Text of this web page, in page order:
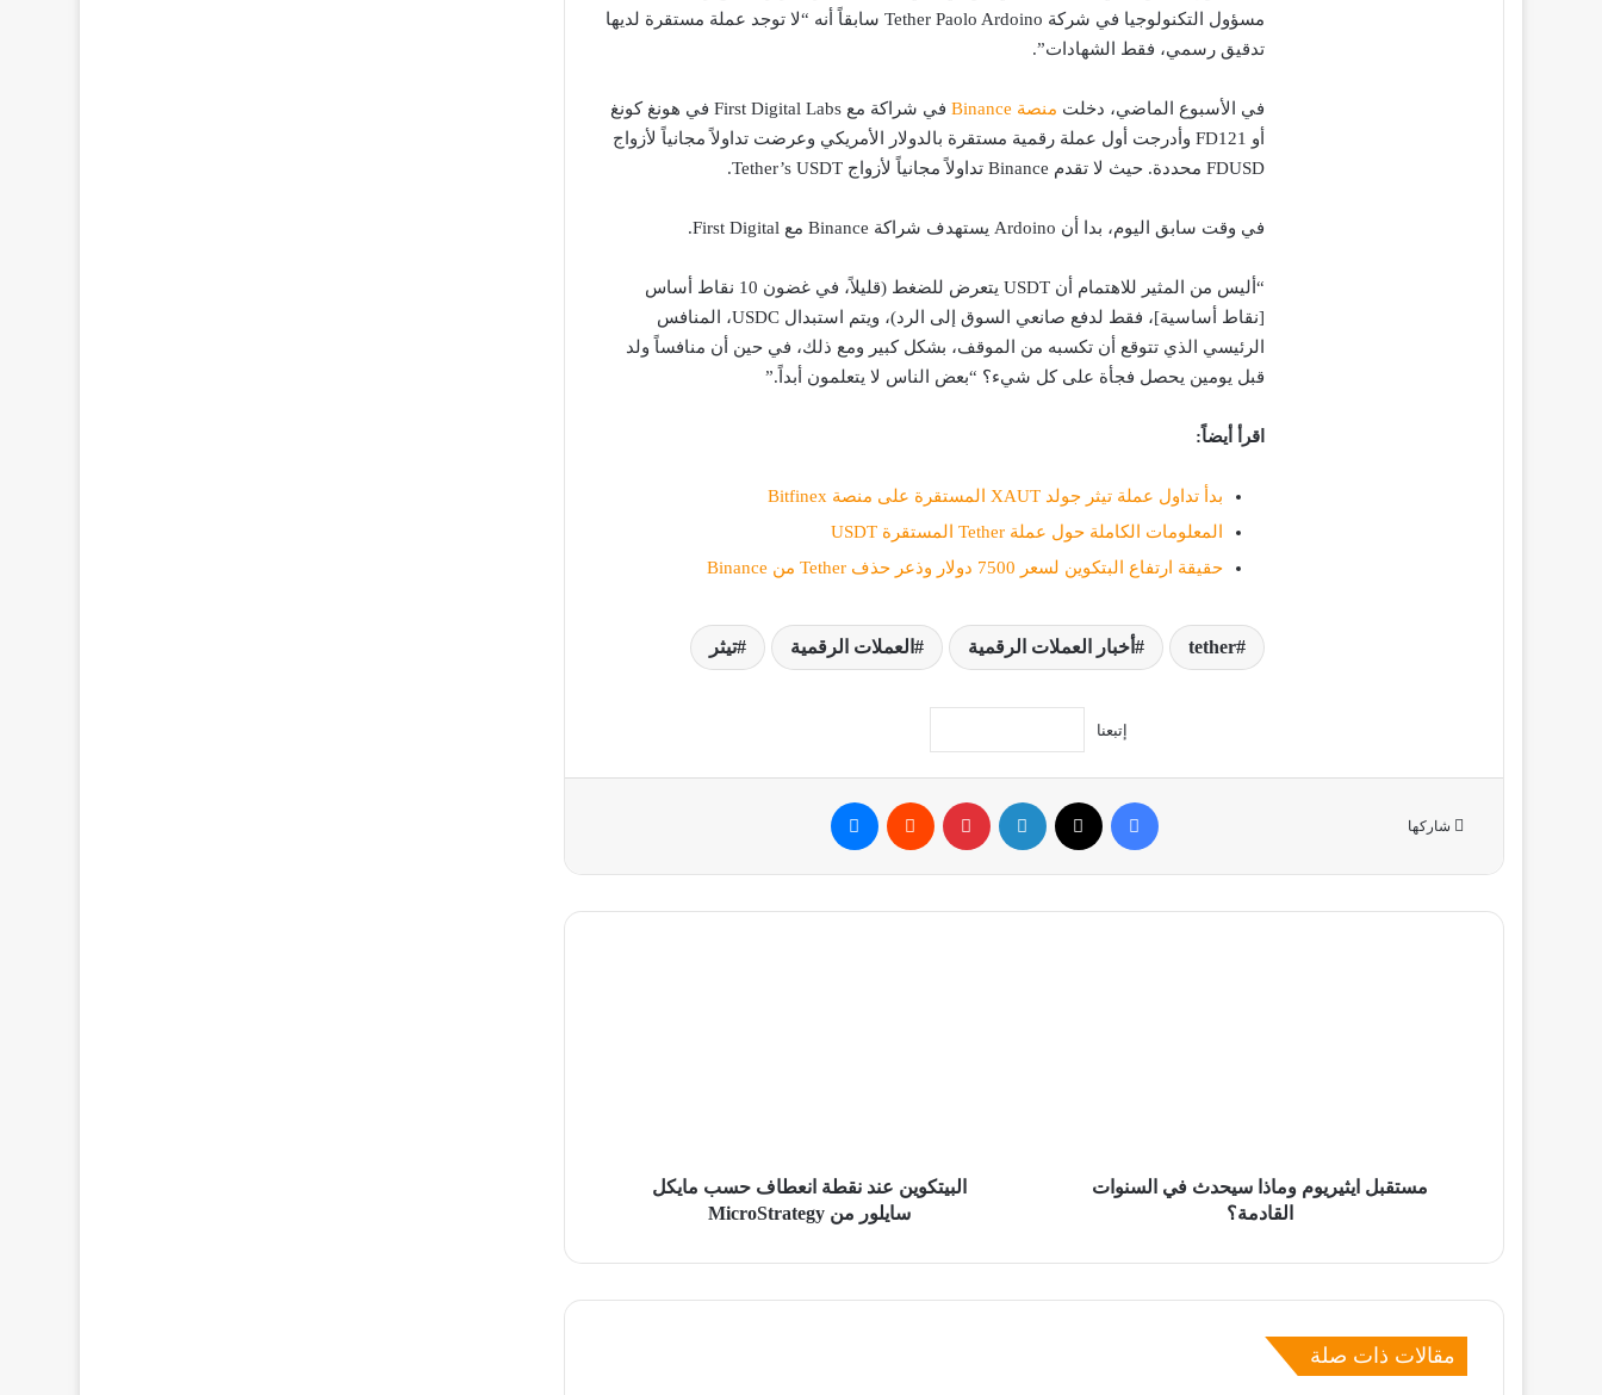
مسؤول التكنولوجيا في شركة Tether Paolo Ardoino سابقاً أنه “لا توجد عملة مستقرة لديها
تدقيق رسمي، فقط الشهادات”.
في الأسبوع الماضي، دخلت منصة Binance
في شراكة مع First Digital Labs في هونغ كونغ
أو FD121 وأدرجت أول عملة رقمية مستقرة بالدولار الأمريكي وعرضت تداولاً مجانياً لأزواج
FDUSD محددة. حيث لا تقدم Binance تداولاً مجانياً لأزواج Tether’s USDT.
في وقت سابق اليوم، بدا أن Ardoino يستهدف شراكة Binance مع First Digital.
“أليس من المثير للاهتمام أن USDT يتعرض للضغط (قليلاً، في غضون 10 نقاط أساس
[نقاط أساسية]، فقط لدفع صانعي السوق إلى الرد)، ويتم استبدال USDC، المنافس
الرئيسي الذي تتوقع أن تكسبه من الموقف، بشكل كبير ومع ذلك، في حين أن منافساً ولد
قبل يومين يحصل فجأة على كل شيء؟ “بعض الناس لا يتعلمون أبداً.”
اقرأ أيضاً:
بدأ تداول عملة تيثر جولد XAUT المستقرة على منصة Bitfinex
المعلومات الكاملة حول عملة Tether المستقرة USDT
حقيقة ارتفاع البتكوين لسعر 7500 دولار وذعر حذف Tether من Binance
tether أخبار العملات الرقمية العملات الرقمية تيثر
إتبعنا
شاركها
فيسبوك لينكدإن بينتيريست
مستقبل ايثيريوم وماذا سيحدث في السنوات
القادمة؟
البيتكوين عند نقطة انعطاف حسب مايكل
سايلور من MicroStrategy
مقالات ذات صلة